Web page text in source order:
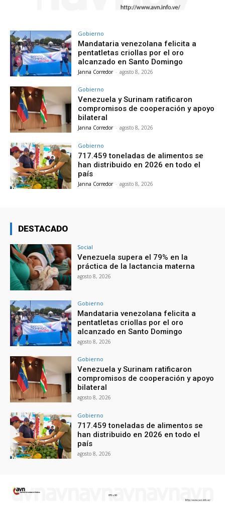
Gobierno
Mandataria venezolana felicita a
pentatletas criollas por el oro
alcanzado en Santo Domingo
Janna Corredor - agosto 8, 2026
Gobierno
Venezuela y Surinam ratificaron
compromisos de cooperación y apoyo
bilateral
Janna Corredor - agosto 8, 2026
Gobierno
717.459 toneladas de alimentos se
han distribuido en 2026 en todo el
país
Janna Corredor - agosto 8, 2026
DESTACADO
Social
Venezuela supera el 79% en la
práctica de la lactancia materna
agosto 8, 2026
Gobierno
Mandataria venezolana felicita a
pentatletas criollas por el oro
alcanzado en Santo Domingo
agosto 8, 2026
Gobierno
Venezuela y Surinam ratificaron
compromisos de cooperación y apoyo
bilateral
agosto 8, 2026
Gobierno
717.459 toneladas de alimentos se
han distribuido en 2026 en todo el
país
agosto 8, 2026